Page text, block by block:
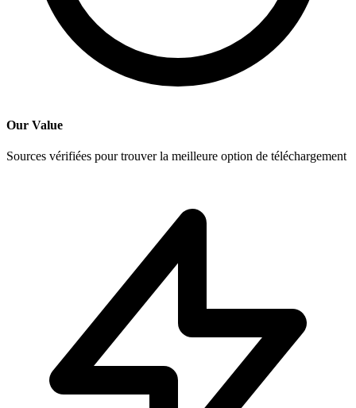
Our Value
Sources vérifiées pour trouver la meilleure option de téléchargement